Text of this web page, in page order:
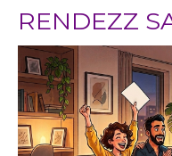
RENDEZZ